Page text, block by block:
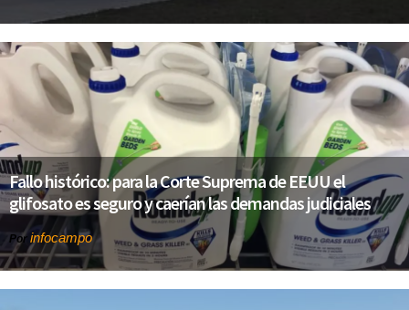
Fallo histórico: para la Corte Suprema de EEUU el
glifosato es seguro y caerían las demandas judiciales
Por infocampo